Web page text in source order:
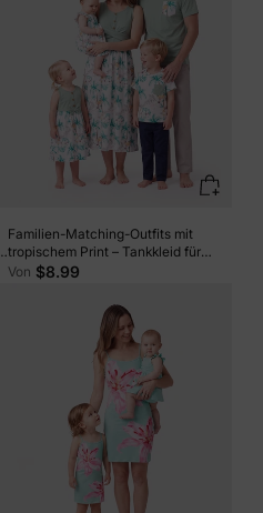
Familien-Matching-Outfits mit
tropischem Print – Tankkleid für
Mama & Baumwoll-T-Shirt-Set für
Von $8.99